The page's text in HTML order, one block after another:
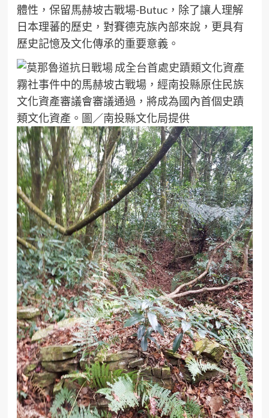
體性，保留馬赫坡古戰場-Butuc，除了讓人理解
日本理蕃的歷史，對賽德克族內部來說，更具有
歷史記憶及文化傳承的重要意義。
霧社事件中的馬赫坡古戰場，經南投縣原住民族
文化資產審議會審議通過，將成為國內首個史蹟
類文化資產。圖／南投縣文化局提供